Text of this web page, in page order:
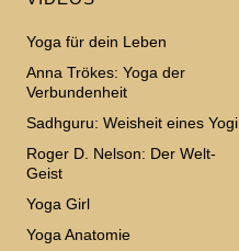
Yoga für dein Leben
Anna Trökes: Yoga der
Verbundenheit
Sadhguru: Weisheit eines Yogi
Roger D. Nelson: Der Welt-
Geist
Yoga Girl
Yoga Anatomie